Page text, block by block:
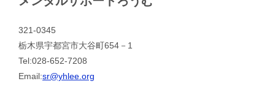
321-0345
栃木県宇都宮市大谷町654－1
Tel:028-652-7208
Email:sr@yhlee.org